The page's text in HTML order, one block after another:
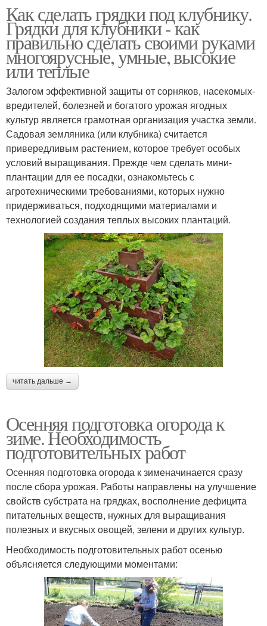
Как сделать грядки под клубнику.
Грядки для клубники - как
правильно сделать своими руками
многоярусные, умные, высокие
или теплые
Залогом эффективной защиты от сорняков, насекомых-
вредителей, болезней и богатого урожая ягодных
культур является грамотная организация участка земли.
Садовая земляника (или клубника) считается
привередливым растением, которое требует особых
условий выращивания. Прежде чем сделать мини-
плантации для ее посадки, ознакомьтесь с
агротехническими требованиями, которых нужно
придерживаться, подходящими материалами и
технологией создания теплых высоких плантаций.
читать дальше →
Осенняя подготовка огорода к
зиме. Необходимость
подготовительных работ
Осенняя подготовка огорода к зименачинается сразу
после сбора урожая. Работы направлены на улучшение
свойств субстрата на грядках, восполнение дефицита
питательных веществ, нужных для выращивания
полезных и вкусных овощей, зелени и других культур.
Необходимость подготовительных работ осенью
объясняется следующими моментами: